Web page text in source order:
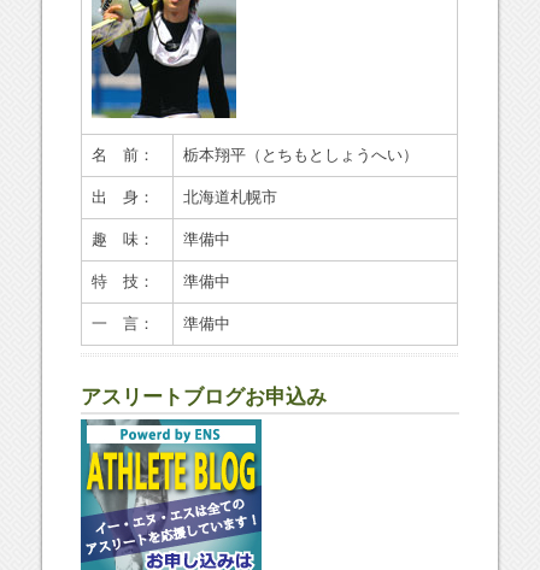
名 前： 栃本翔平 （とちもとしょうへい）
出 身： 北海道札幌市
趣 味： 準備中
特 技： 準備中
一 言： 準備中
アスリートブログお申込み